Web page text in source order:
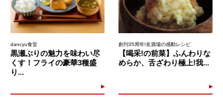
dancyu食堂
黒瀬ぶりの魅力を味わい尽
くす！フライの豪華3種盛
り...
創刊35周年!名酒場の感動レシピ
【喝采!の前菜】ふんわりな
めらか、舌ざわり極上!我...